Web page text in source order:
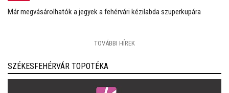
Már megvásárolhatók a jegyek a fehérvári kézilabda szuperkupára
TOVÁBBI HÍREK
SZÉKESFEHÉRVÁR TOPOTÉKA